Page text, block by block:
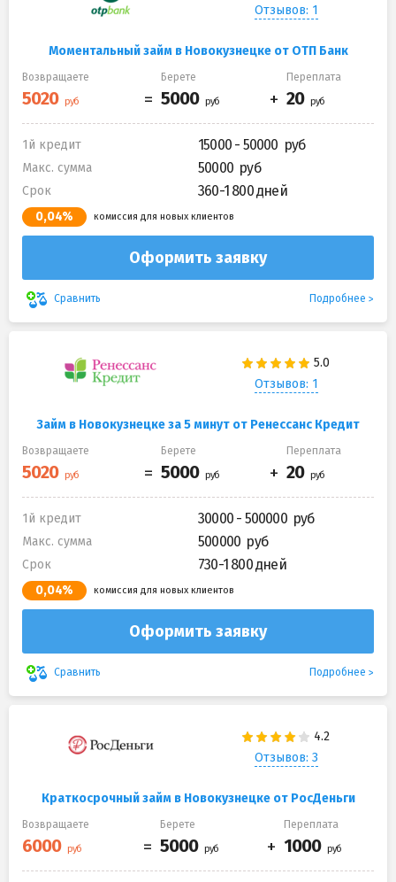
Отзывов: 1
Моментальный займ в Новокузнецке от ОТП Банк
Возвращаете Берете Переплата
1й кредит 15000 - 50000
Макс. сумма 50000
Срок 360-1 800 дней
0,04% комиссия для новых клиентов
Оформить заявку
Сравнить Подробнее
Отзывов: 1
Займ в Новокузнецке за 5 минут от Ренессанс Кредит
Возвращаете Берете Переплата
1й кредит 30000 - 500000
Макс. сумма 500000
Срок 730-1 800 дней
0,04% комиссия для новых клиентов
Оформить заявку
Сравнить Подробнее
Отзывов: 3
Краткосрочный займ в Новокузнецке от РосДеньги
Возвращаете Берете Переплата